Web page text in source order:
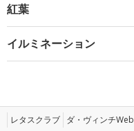
紅葉
イルミネーション
レタスクラブ ダ・ヴィンチWeb